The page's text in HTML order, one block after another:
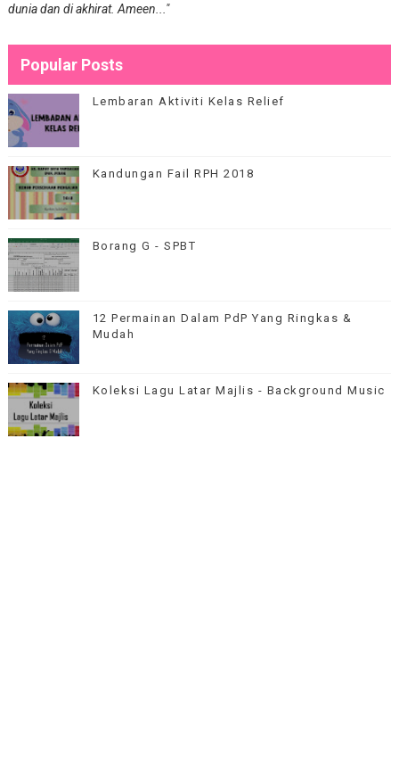
dunia dan di akhirat. Ameen..."
Popular Posts
Lembaran Aktiviti Kelas Relief
Kandungan Fail RPH 2018
Borang G - SPBT
12 Permainan Dalam PdP Yang Ringkas &
Mudah
Koleksi Lagu Latar Majlis - Background Music